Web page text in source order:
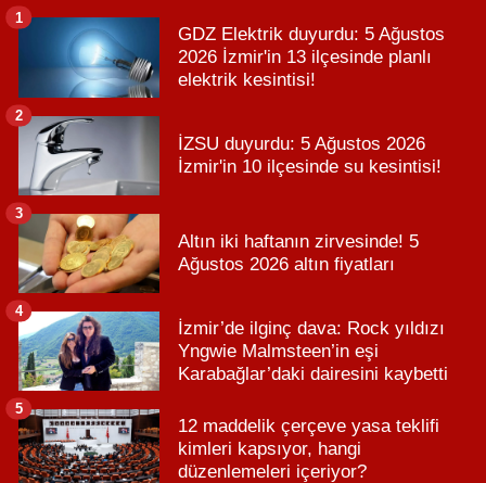
GDZ Elektrik duyurdu: 5 Ağustos
2026 İzmir'in 13 ilçesinde planlı
elektrik kesintisi!
1
İZSU duyurdu: 5 Ağustos 2026
İzmir'in 10 ilçesinde su kesintisi!
2
Altın iki haftanın zirvesinde! 5
Ağustos 2026 altın fiyatları
3
İzmir’de ilginç dava: Rock yıldızı
Yngwie Malmsteen’in eşi
Karabağlar’daki dairesini kaybetti
4
12 maddelik çerçeve yasa teklifi
kimleri kapsıyor, hangi
düzenlemeleri içeriyor?
5